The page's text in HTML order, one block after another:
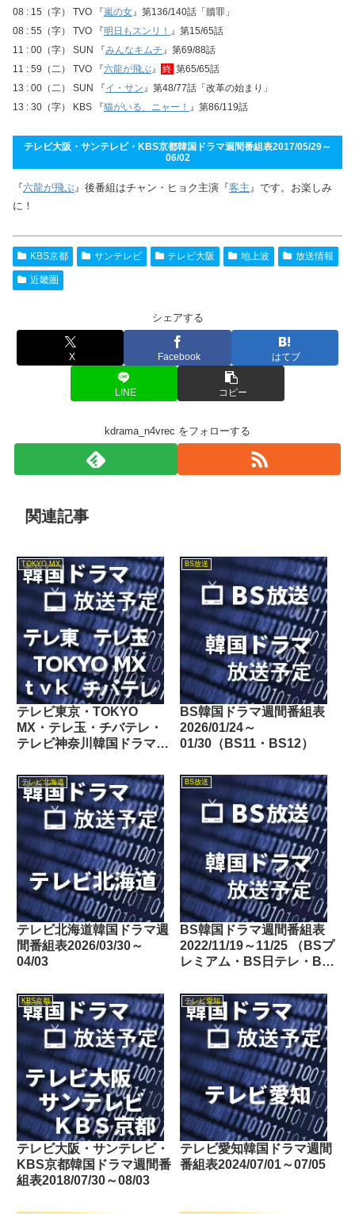
08 : 15（字） TVO 『嵐の女』第136/140話「贖罪」
08 : 55（字） TVO 『明日もスンリ！ 』第15/65話
11 : 00（字） SUN 『みんなキムチ』第69/88話
11 : 59（二） TVO 『六龍が飛ぶ』 終 第65/65話
13 : 00（二） SUN 『イ・サン』第48/77話「改革の始まり」
13 : 30（字） KBS 『猫がいる、ニャー！ 』第86/119話
テレビ大阪・サンテレビ・KBS京都韓国ドラマ週間番組表2017/05/29～
06/02
『六龍が飛ぶ』後番組はチャン・ヒョク主演『客主』です。お楽しみ
に！
KBS京都 サンテレビ テレビ大阪 地上波 放送情報
近畿圏
シェアする
X Facebook はてブ
LINE コピー
kdrama_n4vrec をフォローする
関連記事
TOKYO MX
テレビ東京・TOKYO
MX・テレ玉・チバテレ・
テレビ神奈川韓国ドラマ週
01/19
BS放送
BS韓国ドラマ週間番組表
2026/01/24～
01/30（BS11・BS12）
テレビ北海道
テレビ北海道韓国ドラマ週
間番組表2026/03/30～
04/03
BS放送
BS韓国ドラマ週間番組表
2022/11/19～11/25 （BSプ
レミアム・BS日テレ・BS
東・BSフジ）
KBS京都
テレビ大阪・サンテレビ・
KBS京都韓国ドラマ週間番
組表2018/07/30～08/03
テレビ愛知
テレビ愛知韓国ドラマ週間
番組表2024/07/01～07/05